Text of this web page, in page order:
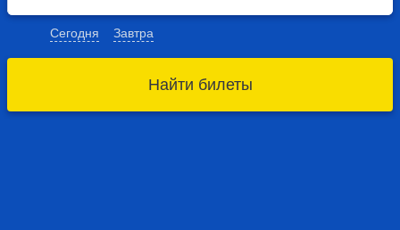
Сегодня Завтра
Найти билеты